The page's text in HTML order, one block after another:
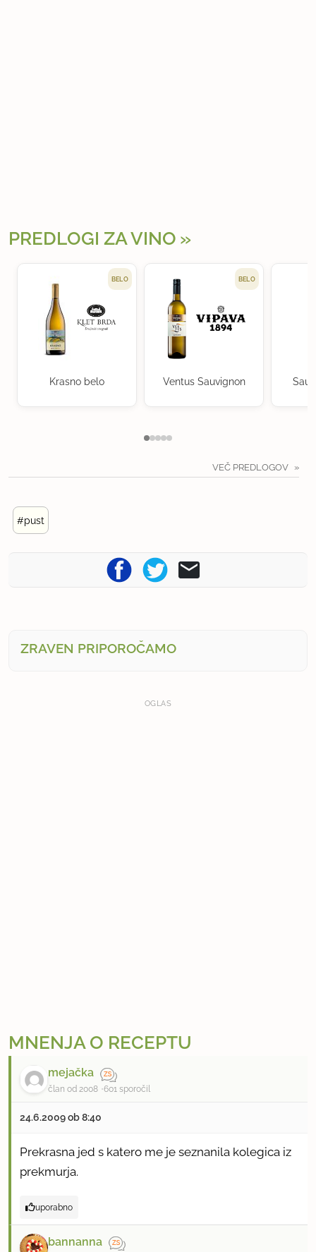
PREDLOGI ZA VINO
BELO
Krasno belo
BELO
Ventus Sauvignon
VEČ PREDLOGOV
#pust
ZRAVEN PRIPOROČAMO
OGLAS
MNENJA O RECEPTU
mejačka
član od 2008 601 sporočil
24.6.2009 ob 8:40
Prekrasna jed s katero me je seznanila kolegica iz
prekmurja.
uporabno
bannanna